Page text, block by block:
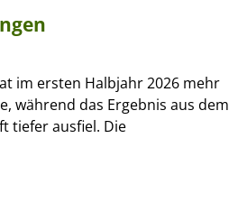
im ersten Halbjahr 2026 mehr
während das Ergebnis aus dem
tiefer ausfiel. Die